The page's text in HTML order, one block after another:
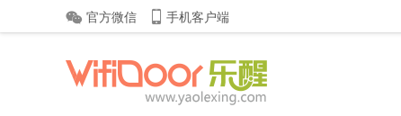
官方微信 手机客户端